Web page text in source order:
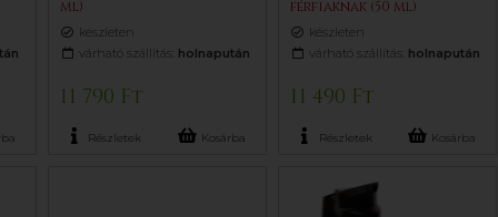
ml)
készleten
várható szállítás: holnapután
11 790 Ft
Részletek Kosárba
férfiaknak (50 ml)
készleten
várható szállítás: holnapután
11 490 Ft
Részletek Kosárba